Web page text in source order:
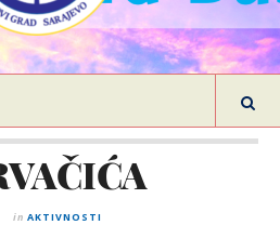
in AKTIVNOSTI